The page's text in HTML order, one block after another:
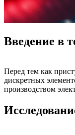
Введение в
Перед тем как
дискретных
производством